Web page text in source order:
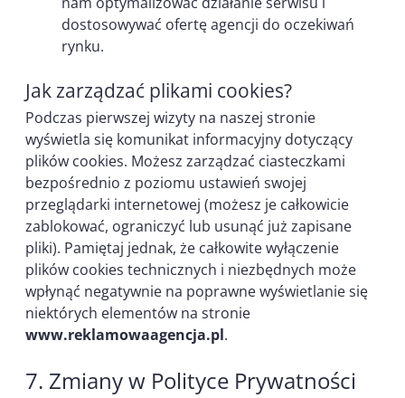
dostosowywać ofertę agencji do oczekiwań
rynku.
Jak zarządzać plikami cookies?
Podczas pierwszej wizyty na naszej stronie
wyświetla się komunikat informacyjny dotyczący
plików cookies. Możesz zarządzać ciasteczkami
bezpośrednio z poziomu ustawień swojej
przeglądarki internetowej (możesz je całkowicie
zablokować, ograniczyć lub usunąć już zapisane
pliki). Pamiętaj jednak, że całkowite wyłączenie
plików cookies technicznych i niezbędnych może
wpłynąć negatywnie na poprawne wyświetlanie się
niektórych elementów na stronie
www.reklamowaagencja.pl.
7. Zmiany w Polityce Prywatności